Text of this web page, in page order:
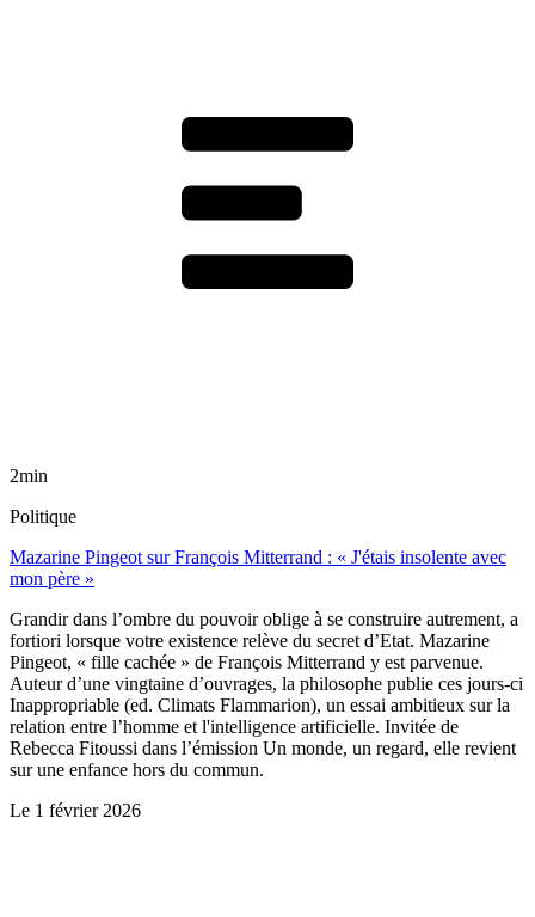
2min
Politique
Mazarine Pingeot sur François Mitterrand : « J'étais insolente avec
mon père »
Grandir dans l’ombre du pouvoir oblige à se construire autrement, a
fortiori lorsque votre existence relève du secret d’Etat. Mazarine
Pingeot, « fille cachée » de François Mitterrand y est parvenue.
Auteur d’une vingtaine d’ouvrages, la philosophe publie ces jours-ci
Inappropriable (ed. Climats Flammarion), un essai ambitieux sur la
relation entre l’homme et l'intelligence artificielle. Invitée de
Rebecca Fitoussi dans l’émission Un monde, un regard, elle revient
sur une enfance hors du commun.
Le 1 février 2026